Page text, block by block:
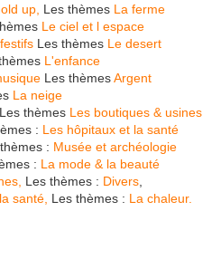
up, Les thèmes La ferme
Le ciel et l espace
Les thèmes Le desert
L'enfance
Les thèmesArgent
La neige
Les thèmes Les boutiques & usines
: Les hôpitaux et la santé
: Musée et archéologie
: La mode & la beauté
Les thèmes : Divers
santé, Les thèmes : La chaleur.